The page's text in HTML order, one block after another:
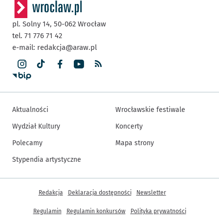
pl. Solny 14, 50-062 Wrocław
tel. 71 776 71 42
e-mail: redakcja@araw.pl
Aktualności
Wydział Kultury
Polecamy
Stypendia artystyczne
Wrocławskie festiwale
Koncerty
Mapa strony
Inne informacje
Redakcja Deklaracja dostępności Newsletter
Regulamin Regulamin konkursów Polityka prywatności